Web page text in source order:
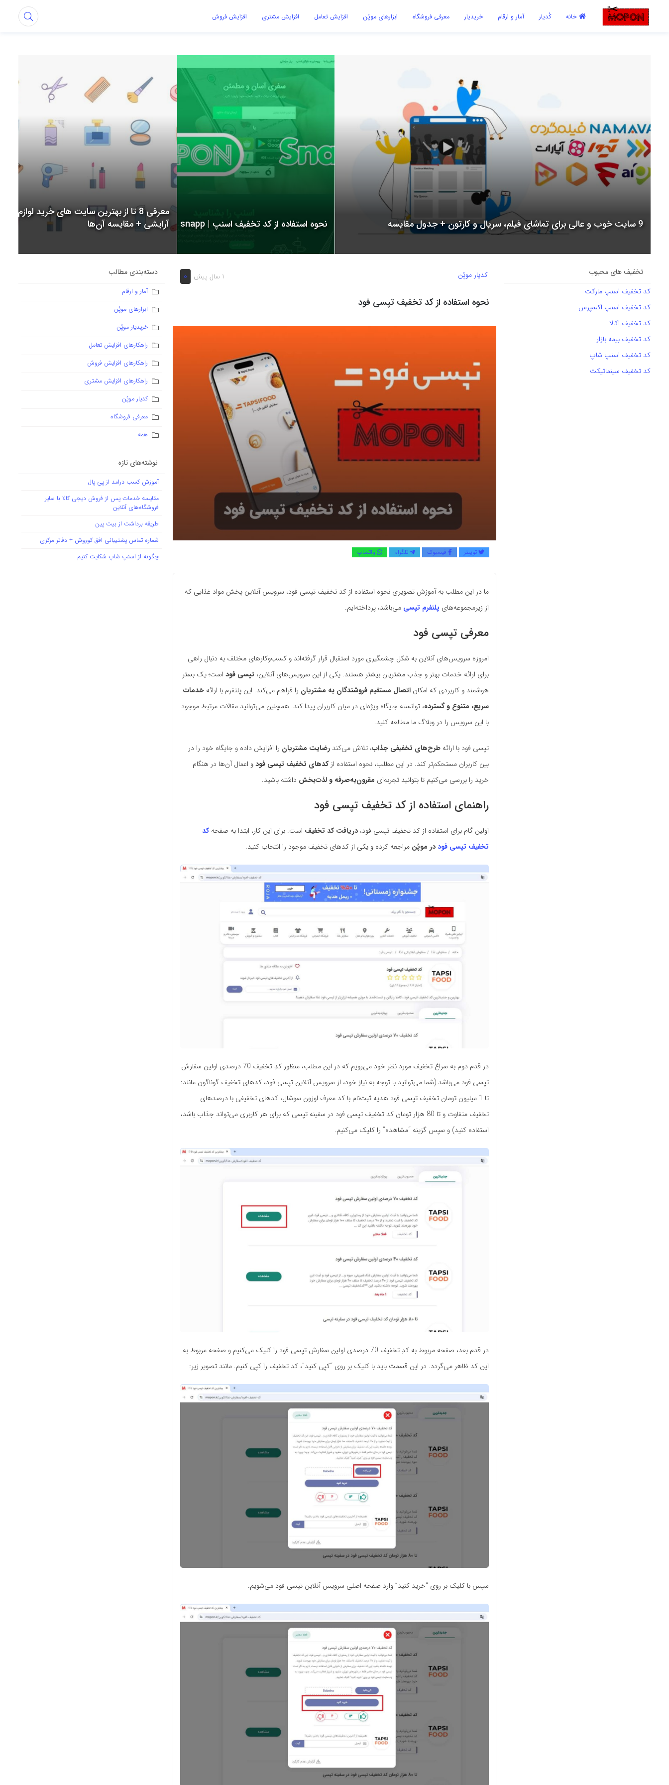
خانه کُدیار آمار و ارقام خریدیار معرفی فروشگاه ابزارهای موپُن افزایش تعامل افزایش مشتری افزایش فروش اشتراک گذاری
9 سایت خوب و عالی برای تماشای فیلم، سریال و کارتون + جدول مقایسه نحوه استفاده از کد تخفیف اسنپ | snapp
معرفی 8 تا از بهترین سایت های خرید لوازم
آرایشی + مقایسه آن‌ها
تخفیف های محبوب
کد تخفیف اسنپ مارکت
کد تخفیف اسنپ اکسپرس
کد تخفیف اکالا
کد تخفیف بیمه بازار
کد تخفیف اسنپ شاپ
کد تخفیف سینماتیکت
1 سال پیش 0 کدیار موپُن
نحوه استفاده از کد تخفیف تپسی فود
توییتر فیسبوک تلگرام واتساپ
ما در این مطلب به آموزش تصویری نحوه استفاده از کد تخفیف تپسی فود، سرویس آنلاین پخش مواد غذایی که
از زیر‌مجموعه‌های پلتفرم تپسی می‌باشد، پرداخته‌ایم.
معرفی تپسی فود
امروزه سرویس‌های آنلاین به شکل چشمگیری مورد استقبال قرار گرفته‌اند و کسب‌وکارهای مختلف به دنبال راهی
برای ارائه خدمات بهتر و جذب مشتریان بیشتر هستند. یکی از این سرویس‌های آنلاین، تپسی فود است؛ یک بستر
هوشمند و کاربردی که امکان اتصال مستقیم فروشندگان به مشتریان را فراهم می‌کند. این پلتفرم با ارائه خدمات
سریع، متنوع و گسترده، توانسته جایگاه ویژه‌ای در میان کاربران پیدا کند. همچنین می‌توانید مقالات مرتبط موجود
با این سرویس را در وبلاگ ما مطالعه کنید.
تپسی فود با ارائه طرح‌های تخفیفی جذاب، تلاش می‌کند رضایت مشتریان را افزایش داده و جایگاه خود را در
بین کاربران مستحکم‌تر کند. در این مطلب، نحوه استفاده ازکدهای تخفیف تپسی فودو اعمال آن‌ها در هنگام
خرید را بررسی می‌کنیم تا بتوانید تجربه‌ای مقرون‌به‌صرفه و لذت‌بخش داشته باشید.
راهنمای استفاده از کد تخفیف تپسی فود
اولین گام برای استفاده از کد تخفیف تپسی فود، دریافت کد تخفیف است. برای این کار، ابتدا به صفحهکد
تخفیف تپسی فوددر موپُن مراجعه کرده و یکی از کدهای تخفیف موجود را انتخاب کنید.
در قدم دوم به سراغ تخفیف مورد نظر خود می‌­رویم که در این مطلب، منظور کدِ تخفیف 70 درصدی اولین سفارش
تپسی فود می‌­باشد (شما می‌­توانید با توجه به نیاز خود، از سرویس آنلاین تپسی فود، کدهای تخفیف گوناگون مانند:
تا 1 میلیون تومان تخفیف تپسی فود هدیه ثبت‌نام با کد معرف اوزون سوشال، کدهای تخفیفی با درصدهای
تخفیف متفاوت و تا 80 هزار تومان کد تخفیف تپسی فود در سفینه تپسی که برای هر کاربری می‌تواند جذاب باشد،
استفاده کنید) و سپس گزینه “مشاهده” را کلیک می‌کنیم.
در قدم بعد، صفحه مربوط به کدِ تخفیف 70 درصدی اولین سفارش تپسی فود را کلیک می‌کنیم و صفحه مربوط به
این کد ظاهر می‌گردد. در این قسمت باید با کلیک بر روی “کپی کنید”، کد تخفیف را کپی کنیم. مانند تصویر زیر:
سپس با کلیک بر روی “خرید کنید” وارد صفحه اصلی سرویس آنلاین تپسی فود می‌شویم.
دسته‌بندی مطالب
آمار و ارقام
ابزارهای موپُن
خریدیار موپُن
راهکارهای افزایش تعامل
راهکارهای افزایش فروش
راهکارهای افزایش مشتری
کدیار موپُن
معرفی فروشگاه
همه
نوشته‌های تازه
آموزش کسب درامد از پی پال
مقایسه خدمات پس از فروش دیجی کالا با سایر
فروشگاه‌های آنلاین
طریقه برداشت از بیت پین
شماره تماس پشتیبانی افق کوروش + دفاتر مرکزی
چگونه از اسنپ شاپ شکایت کنیم